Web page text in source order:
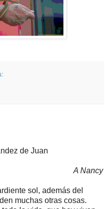
de Juan
A Nancy
sol, además del
muchas otras cosas.